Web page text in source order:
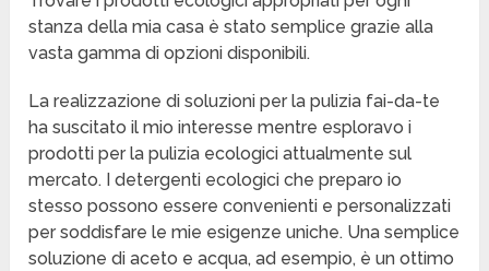
stanza della mia casa è stato semplice grazie alla
vasta gamma di opzioni disponibili.
La realizzazione di soluzioni per la pulizia fai-da-te
ha suscitato il mio interesse mentre esploravo i
prodotti per la pulizia ecologici attualmente sul
mercato. I detergenti ecologici che preparo io
stesso possono essere convenienti e personalizzati
per soddisfare le mie esigenze uniche. Una semplice
soluzione di aceto e acqua, ad esempio, è un ottimo